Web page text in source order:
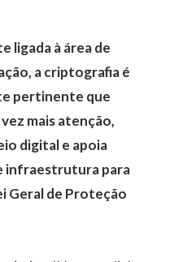
ligada à área de
a criptografia é
pertinente que
mais atenção,
digital e apoia
infraestrutura para
Geral de Proteção